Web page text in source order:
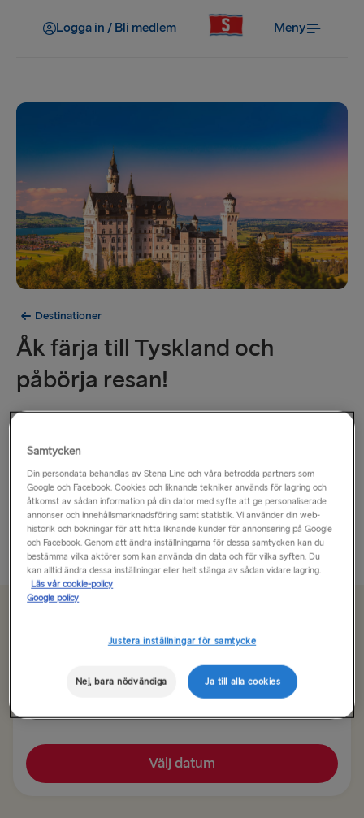
Logga in / Bli medlem Meny
Destinationer
Åk färja till Tyskland och
påbörja resan!
Tyskland är utan tvekan ett av EU:s mäktigaste länder. Som
en av deras många lyxbilstillverkare skulle säga: landet drivs
av ”Vorsprung durch Technik” – vilket kan översättas till
”försprång genom teknik”. Men...
Läs mer
TILL TYSKLAND
Göteborg → Kiel
Välj datum
Samtycken
Din persondata behandlas av Stena Line och våra betrodda partners som
Google och Facebook. Cookies och liknande tekniker används för lagring och
åtkomst av sådan information på din dator med syfte att ge personaliserade
annonser och innehållsmarknadsföring samt statistik. Vi använder din web-
historik och bokningar för att hitta liknande kunder för annonsering på Google
och Facebook. Genom att ändra inställningarna för dessa samtycken kan du
bestämma vilka aktörer som kan använda din data och för vilka syften. Du
kan alltid ändra dessa inställningar eller helt stänga av sådan vidare lagring.
Läs vår cookie-policy
Google policy
Justera inställningar för samtycke
Nej, bara nödvändiga Ja till alla cookies